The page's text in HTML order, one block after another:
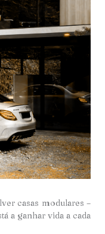
casas modulares –
a ganhar vida a cada